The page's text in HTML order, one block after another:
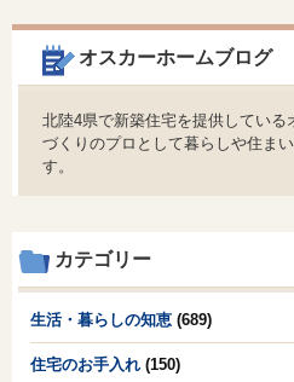
オスカーホームブログ
北陸4県で新築住宅を提供している
づくりのプロとして暮らしや住ま
す。
カテゴリー
生活・暮らしの知恵 (689)
住宅のお手入れ (150)